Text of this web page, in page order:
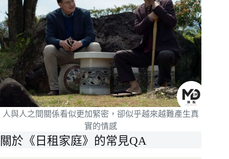
人與人之間關係看似更加緊密，卻似乎越來越難產生真
實的情感
關於《日租家庭》的常見QA